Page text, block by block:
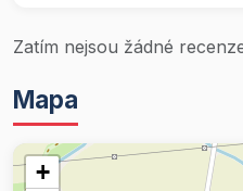
Zatím nejsou žádné
Mapa
+